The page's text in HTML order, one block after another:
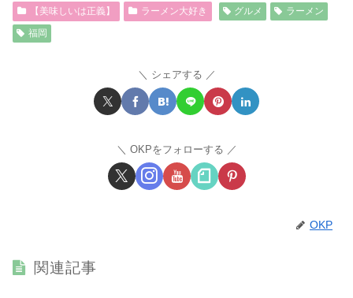
【美味しいは正義】 ラーメン大好き グルメ
ラーメン
福岡
シェアする
OKPをフォローする
OKP
関連記事